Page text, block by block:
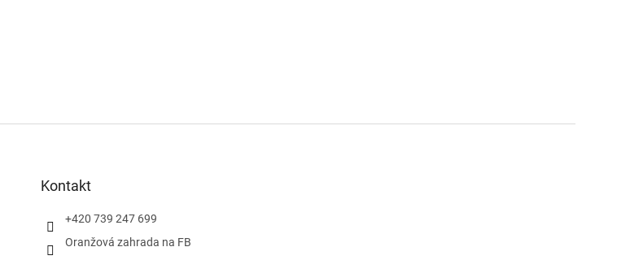
Kontakt
+420 739 247 699
Oranžová zahrada na FB